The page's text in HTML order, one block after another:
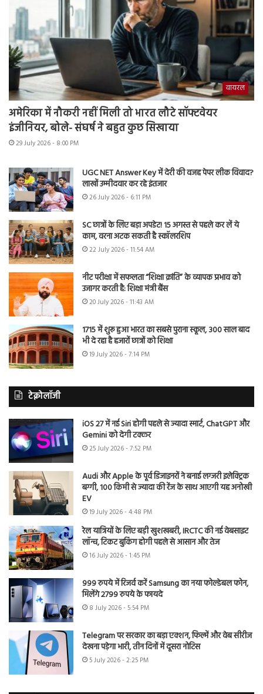
वायरल
अमेरिका में नौकरी नहीं मिली तो भारत लौटे सॉफ्टवेयर
इंजीनियर, बोले- संघर्ष ने बहुत कुछ सिखाया
29 July 2026 - 8:00 PM
UGC NET Answer Key में देरी की वजह पेपर लीक विवाद?
लाखों उम्मीदवार कर रहे इंतजार
26 July 2026 - 6:11 PM
SC छात्रों के लिए बड़ा अपडेट! 15 अगस्त से पहले कर लें ये
काम, वरना अटक सकती है स्कॉलरशिप
22 July 2026 - 11:54 AM
नीट परीक्षा में सफलता “शिक्षा क्रांति” के व्यापक प्रभाव को
उजागर करती है: शिक्षा मंत्री बैंस
20 July 2026 - 11:43 AM
1715 में शुरू हुआ भारत का सबसे पुराना स्कूल, 300 साल बाद
भी दे रहा है हजारों छात्रों को शिक्षा
19 July 2026 - 7:14 PM
टेक्नोलॉजी
iOS 27 में नई Siri होगी पहले से ज्यादा स्मार्ट, ChatGPT और
Gemini को देगी टक्कर
25 July 2026 - 7:52 PM
Audi और Apple के पूर्व डिजाइनरों ने बनाई लग्जरी इलेक्ट्रिक
बग्गी, 100 किमी से ज्यादा की रेंज के साथ आएगी यह अनोखी
EV
19 July 2026 - 4:48 PM
रेल यात्रियों के लिए बड़ी खुशखबरी, IRCTC की नई वेबसाइट
लॉन्च, टिकट बुकिंग होगी पहले से आसान और तेज
16 July 2026 - 1:45 PM
999 रुपये में रिजर्व करें Samsung का नया फोल्डेबल फोन,
मिलेंगे 2799 रुपये के फायदे
8 July 2026 - 5:54 PM
Telegram पर सरकार का बड़ा एक्शन, फिल्में और वेब सीरीज
देखना पड़ेगा भारी, तीन दिनों में दूसरा नोटिस
5 July 2026 - 2:25 PM